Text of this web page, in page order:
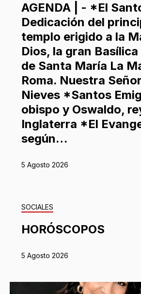
AGENDA | - *El
Dedicación del
templo erigido a la
Dios, la gran
de Santa María La
Roma. Nuestra
Nieves *Santos
obispo y Oswaldo,
Inglaterra *El
según…
5 Agosto 2026
SOCIALES
HORÓSCOPOS
5 Agosto 2026